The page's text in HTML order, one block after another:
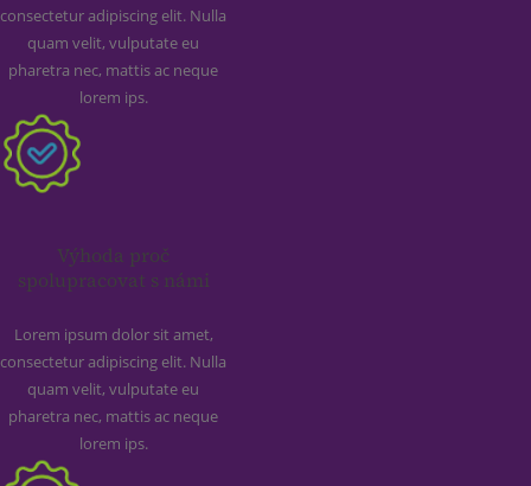
consectetur adipiscing elit. Nulla
quam velit, vulputate eu
pharetra nec, mattis ac neque
lorem ips.
Výhoda proč
spolupracovat s námi
Lorem ipsum dolor sit amet,
consectetur adipiscing elit. Nulla
quam velit, vulputate eu
pharetra nec, mattis ac neque
lorem ips.